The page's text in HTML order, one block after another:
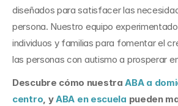
diseñados para satisfacer las
persona. Nuestro equipo
individuos y familias para fomentar el
las personas con autismo a prosperar
Descubre cómo nuestra ABA a
centro, y ABA en escuela pueden